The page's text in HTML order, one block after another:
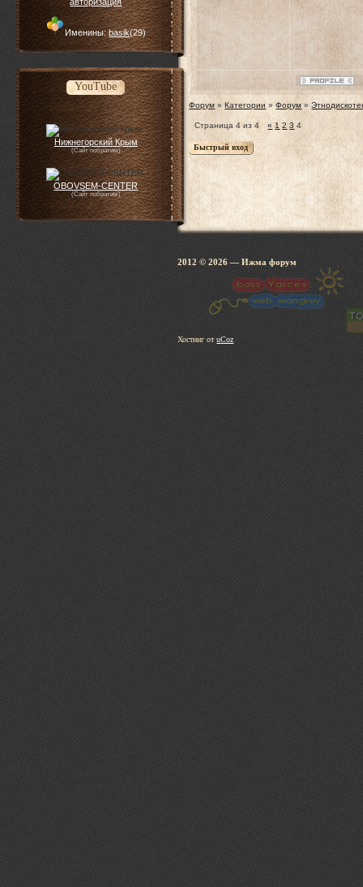
Именины:basik(29)
YouTube
Нижнегорский Крым
(Сайт побратим)
OBOVSEM-CENTER
(Сайт побратим)
Форум » Категории » Форум »
Страница4 из4 « 1 2 3 4
2012 © 2026 — Ижма
Хостинг отuCoz